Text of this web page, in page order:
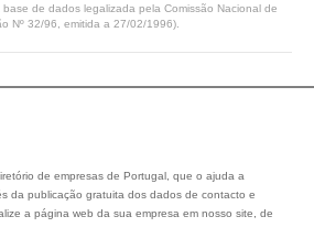
base de dados legalizada pela Comissão Nacional de
Nº 32/96, emitida a 27/02/1996).
de empresas de Portugal, que o ajuda a
da publicação gratuita dos dados de contacto e
a página web da sua empresa em nosso site, de